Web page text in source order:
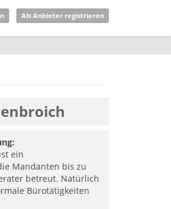
Als Anbieter registrieren
ein
Mandanten bis zu
betreut. Natürlich
Bürotätigkeiten